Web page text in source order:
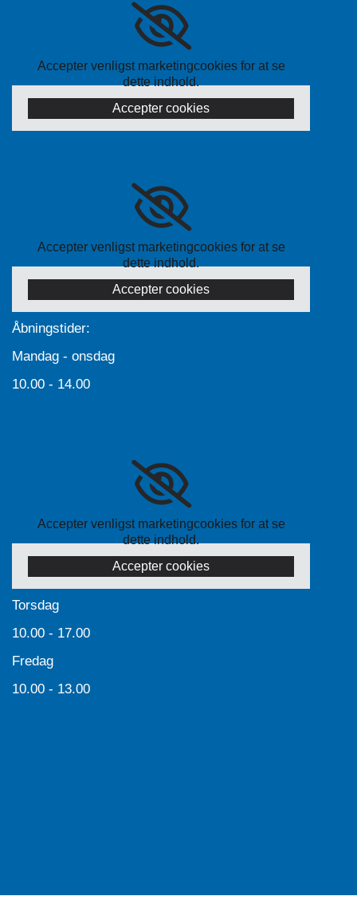
Accepter venligst marketingcookies for at se
dette indhold.
Accepter cookies
Accepter venligst marketingcookies for at se
dette indhold.
Accepter cookies
Åbningstider:
Mandag - onsdag
10.00 - 14.00
Accepter venligst marketingcookies for at se
dette indhold.
Accepter cookies
Torsdag
10.00 - 17.00
Fredag
10.00 - 13.00